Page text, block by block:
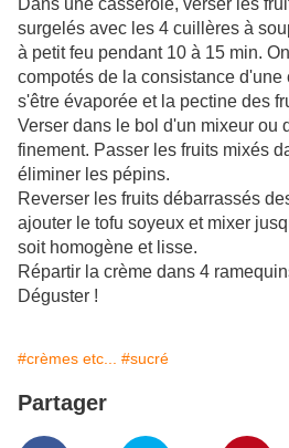
Dans une casserole, verser les
surgelés avec les 4 cuillères à
à petit feu pendant 10 à 15 min.
compotés de la consistance d'une
s'être évaporée et la pectine des
Verser dans le bol d'un mixeur ou
finement. Passer les fruits mixés
éliminer les pépins.
Reverser les fruits débarrassés
ajouter le tofu soyeux et mixer
soit homogène et lisse.
Répartir la crème dans 4
Déguster !
#crèmes etc... #sucré
Partager